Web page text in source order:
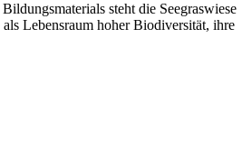
steht die Seegraswiese
Lebensraum hoher Biodiversität, ihre